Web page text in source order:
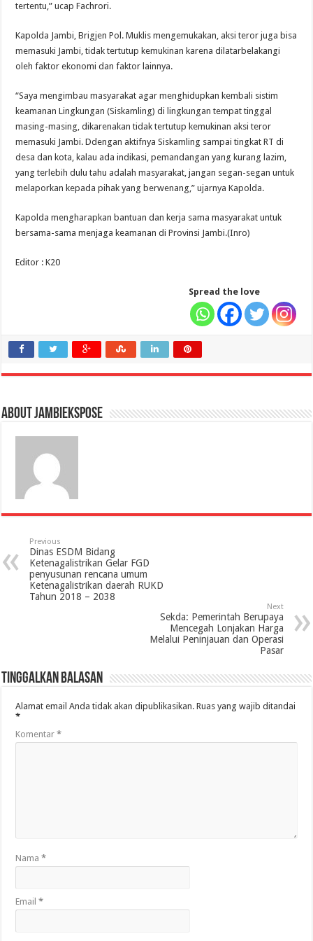
tertentu,” ucap Fachrori.
Kapolda Jambi, Brigjen Pol. Muklis mengemukakan, aksi teror juga bisa
memasuki Jambi, tidak tertutup kemukinan karena dilatarbelakangi
oleh faktor ekonomi dan faktor lainnya.
“Saya mengimbau masyarakat agar menghidupkan kembali sistim
keamanan Lingkungan (Siskamling) di lingkungan tempat tinggal
masing-masing, dikarenakan tidak tertutup kemukinan aksi teror
memasuki Jambi. Ddengan aktifnya Siskamling sampai tingkat RT di
desa dan kota, kalau ada indikasi, pemandangan yang kurang lazim,
yang terlebih dulu tahu adalah masyarakat, jangan segan-segan untuk
melaporkan kepada pihak yang berwenang,” ujarnya Kapolda.
Kapolda mengharapkan bantuan dan kerja sama masyarakat untuk
bersama-sama menjaga keamanan di Provinsi Jambi.(Inro)
Editor : K20
Spread the love
About jambiekspose
Previous
Dinas ESDM Bidang
Ketenagalistrikan Gelar FGD
penyusunan rencana umum
Ketenagalistrikan daerah RUKD
Tahun 2018 – 2038
Next
Sekda: Pemerintah Berupaya
Mencegah Lonjakan Harga
Melalui Peninjauan dan Operasi
Pasar
Tinggalkan Balasan
Alamat email Anda tidak akan dipublikasikan. Ruas yang wajib ditandai
*
Komentar*
Nama*
Email*